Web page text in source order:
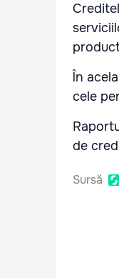
În
cele
de
Sursă